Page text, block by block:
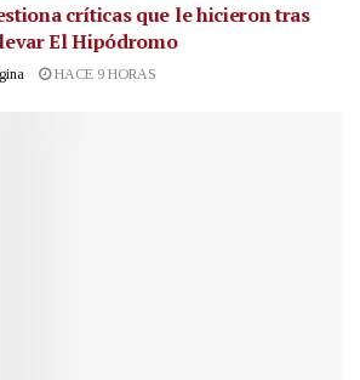
críticas que le hicieron tras
El Hipódromo
HACE 9 HORAS